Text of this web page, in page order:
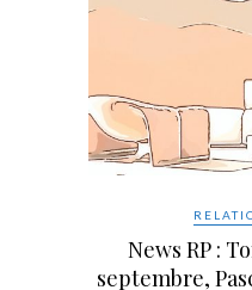
News RP :
septembre,